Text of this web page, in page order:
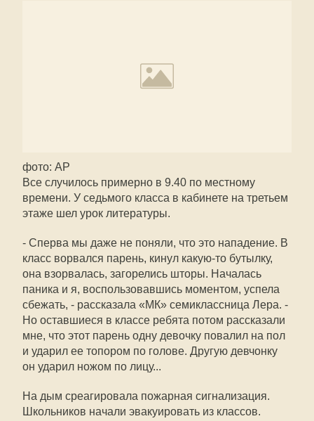
фото: AP
Все случилось примерно в 9.40 по местному
времени. У седьмого класса в кабинете на третьем
этаже шел урок литературы.
- Сперва мы даже не поняли, что это нападение. В
класс ворвался парень, кинул какую-то бутылку,
она взорвалась, загорелись шторы. Началась
паника и я, воспользовавшись моментом, успела
сбежать, - рассказала «МК» семиклассница Лера. -
Но оставшиеся в классе ребята потом рассказали
мне, что этот парень одну девочку повалил на пол
и ударил ее топором по голове. Другую девчонку
он ударил ножом по лицу...
На дым среагировала пожарная сигнализация.
Школьников начали эвакуировать из классов.